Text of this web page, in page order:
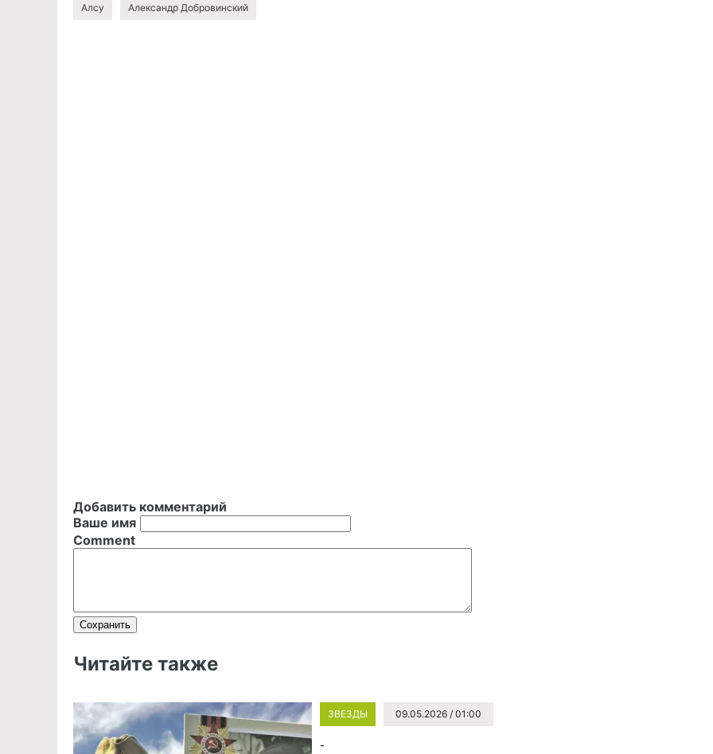
Алсу Александр Добровинский
Добавить комментарий
Ваше имя
Comment
Читайте также
ЗВЕЗДЫ 09.05.2026 / 01:00
-